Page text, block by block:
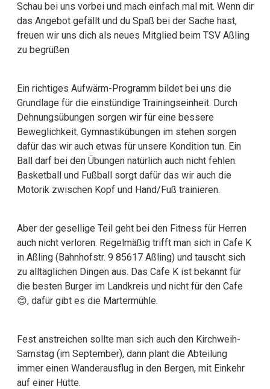
Schau bei uns vorbei und mach einfach mal mit. Wenn dir
das Angebot gefällt und du Spaß bei der Sache hast,
freuen wir uns dich als neues Mitglied beim TSV Aßling
zu begrüßen
Ein richtiges Aufwärm-Programm bildet bei uns die
Grundlage für die einstündige Trainingseinheit. Durch
Dehnungsübungen sorgen wir für eine bessere
Beweglichkeit. Gymnastikübungen im stehen sorgen
dafür das wir auch etwas für unsere Kondition tun. Ein
Ball darf bei den Übungen natürlich auch nicht fehlen.
Basketball und Fußball sorgt dafür das wir auch die
Motorik zwischen Kopf und Hand/Fuß trainieren.
Aber der gesellige Teil geht bei den Fitness für Herren
auch nicht verloren. Regelmäßig trifft man sich in Cafe K
in Aßling (Bahnhofstr. 9 85617 Aßling) und tauscht sich
zu alltäglichen Dingen aus. Das Cafe K ist bekannt für
die besten Burger im Landkreis und nicht für den Cafe
😊, dafür gibt es die Martermühle.
Fest anstreichen sollte man sich auch den Kirchweih-
Samstag (im September), dann plant die Abteilung
immer einen Wanderausflug in den Bergen, mit Einkehr
auf einer Hütte.